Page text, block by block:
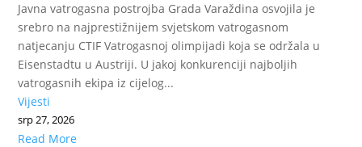
Javna vatrogasna postrojba Grada Varaždina osvojila je
srebro na najprestižnijem svjetskom vatrogasnom
natjecanju CTIF Vatrogasnoj olimpijadi koja se održala u
Eisenstadtu u Austriji. U jakoj konkurenciji najboljih
vatrogasnih ekipa iz cijelog...
Vijesti
srp 27, 2026
Read More